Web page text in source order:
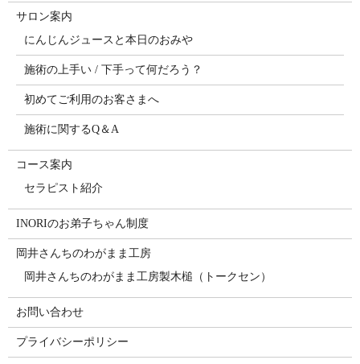
サロン案内
にんじんジュースと本日のおみや
施術の上手い / 下手って何だろう？
初めてご利用のお客さまへ
施術に関するQ＆A
コース案内
セラピスト紹介
INORIのお弟子ちゃん制度
岡井さんちのわがまま工房
岡井さんちのわがまま工房製木槌（トークセン）
お問い合わせ
プライバシーポリシー